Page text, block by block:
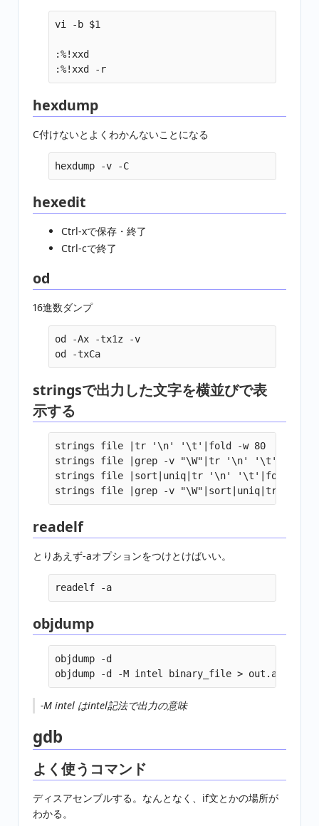
vi -b $1
:%!xxd
hexdump
C付けないとよくわかんないことになる
hexedit
Ctrl-xで保存・終了
Ctrl-cで終了
od
16進数ダンプ
od -Ax -tx1z -v
stringsで出力した文字を横並びで表
示する
strings file |tr '\n' '\t'|fold -w 80
strings file |grep -v "\W"|tr '\n' '\t'|fold -
strings file |sort|uniq|tr '\n' '\t'|fold -w
readelf
とりあえず-aオプションをつけとけばいい。
objdump
objdump -d
-M intel はintel記法で出力の意味
gdb
よく使うコマンド
ディスアセンブルする。なんとなく、if文とかの場所が
わかる。